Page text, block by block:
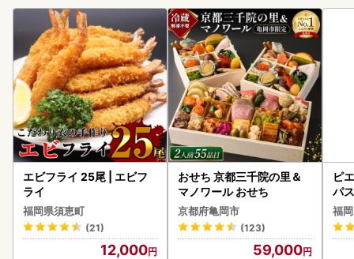
エビフライ 25尾 | エビフ
ライ
福岡県須恵町
(21)
12,000
おせち 京都三千院の里＆
マノワール おせち
京都府亀岡市
(123)
59,000
ピ
パ
福